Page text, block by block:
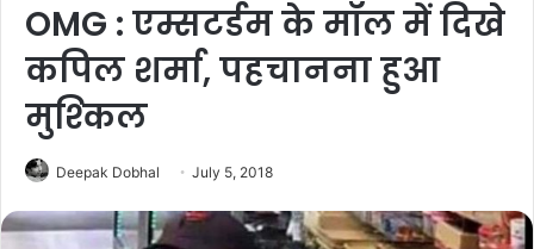
OMG : एम्सटर्डम के मॉल में दिखे
कपिल शर्मा, पहचानना हुआ
मुश्‍क‍िल
Deepak Dobhal July 5, 2018